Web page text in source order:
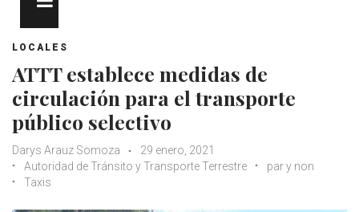
LOCALES
ATTT establece medidas de
circulación para el transporte
público selectivo
Darys Arauz Somoza
29 enero, 2021
Autoridad de Tránsito y Transporte Terrestre
par y non
Taxis